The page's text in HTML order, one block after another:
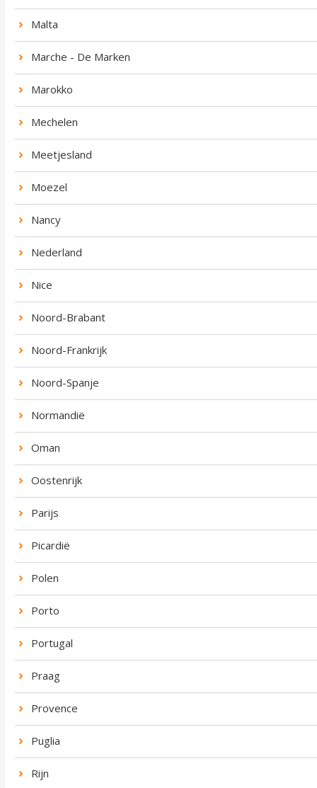
Malta
Marche - De Marken
Marokko
Mechelen
Meetjesland
Moezel
Nancy
Nederland
Nice
Noord-Brabant
Noord-Frankrijk
Noord-Spanje
Normandië
Oman
Oostenrijk
Parijs
Picardië
Polen
Porto
Portugal
Praag
Provence
Puglia
Rijn